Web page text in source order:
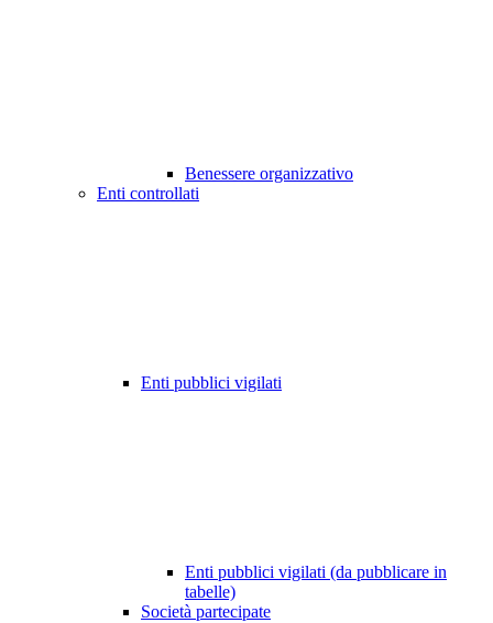
Benessere organizzativo
Enti controllati
Enti pubblici vigilati
Enti pubblici vigilati (da pubblicare in
tabelle)
Società partecipate